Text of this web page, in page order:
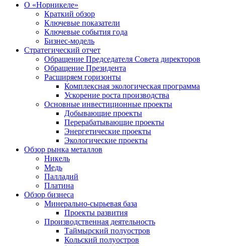
О «Норникеле»
Краткий обзор
Ключевые показатели
Ключевые события года
Бизнес-модель
Стратегический отчет
Обращение Председателя Совета директоров
Обращение Президента
Расширяем горизонты
Комплексная экологическая программа
Ускорение роста производства
Основные инвестиционные проекты
Добывающие проекты
Перерабатывающие проекты
Энергетические проекты
Экологические проекты
Обзор рынка металлов
Никель
Медь
Палладий
Платина
Обзор бизнеса
Минерально-сырьевая база
Проекты развития
Производственная деятельность
Таймырский полуостров
Кольский полуостров